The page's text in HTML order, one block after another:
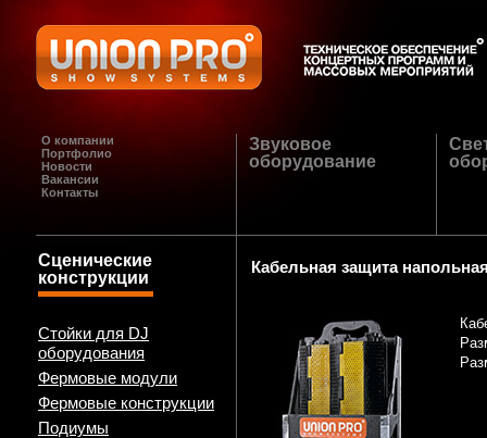
О компании
Портфолио
Новости
Вакансии
Контакты
Звуковое
оборудование
Сценические
конструкции
Стойки для DJ
оборудования
Фермовые модули
Фермовые конструкции
Подиумы
Кабельная защита